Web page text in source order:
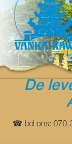
De
☎ bel ons: 070-